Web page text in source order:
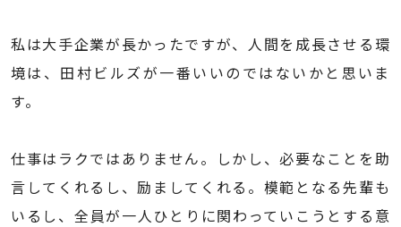
私は大手企業が長かったですが、人間を成長させる環
境は、田村ビルズが一番いいのではないかと思いま
す。
仕事はラクではありません。しかし、必要なことを助
言してくれるし、励ましてくれる。模範となる先輩も
いるし、全員が一人ひとりに関わっていこうとする意